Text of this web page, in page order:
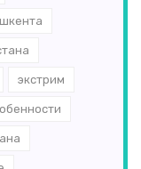
экстрим